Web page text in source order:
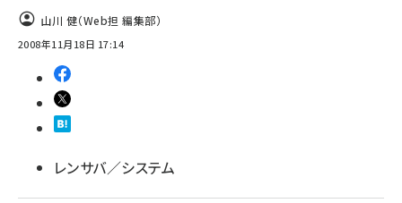
山川 健（Web担 編集部）
2008年11月18日 17:14
レンサバ／システム